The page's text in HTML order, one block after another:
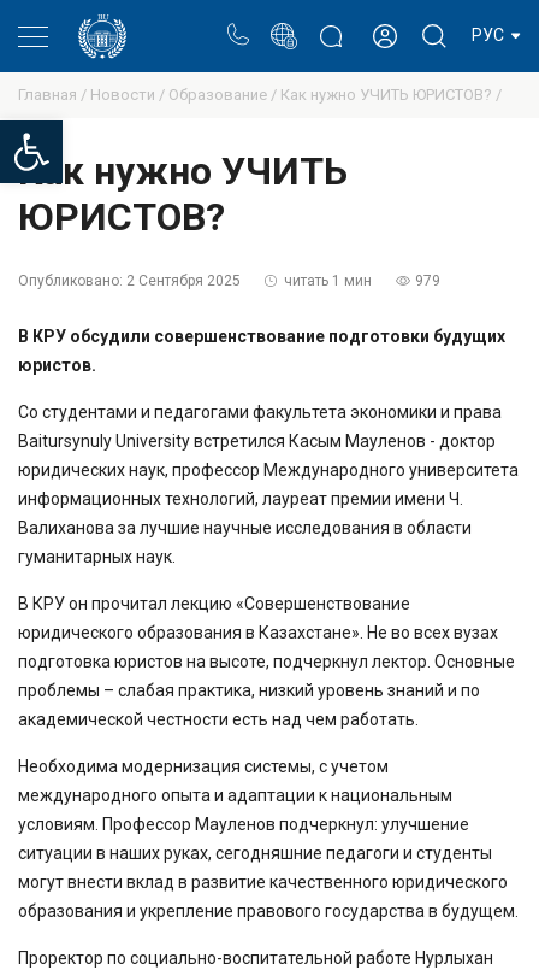
Open toolbar
РУС
Главная / Новости / Образование / Как нужно УЧИТЬ ЮРИСТОВ? /
Как нужно УЧИТЬ
ЮРИСТОВ?
Опубликовано: 2 Сентября 2025 читать 1 мин 979
В КРУ обсудили совершенствование подготовки будущих
юристов.
Со студентами и педагогами факультета экономики и права
Baitursynuly University встретился Касым Мауленов - доктор
юридических наук, профессор Международного университета
информационных технологий, лауреат премии имени Ч.
Валиханова за лучшие научные исследования в области
гуманитарных наук.
В КРУ он прочитал лекцию «Совершенствование
юридического образования в Казахстане». Не во всех вузах
подготовка юристов на высоте, подчеркнул лектор. Основные
проблемы – слабая практика, низкий уровень знаний и по
академической честности есть над чем работать.
Необходима модернизация системы, с учетом
международного опыта и адаптации к национальным
условиям. Профессор Мауленов подчеркнул: улучшение
ситуации в наших руках, сегодняшние педагоги и студенты
могут внести вклад в развитие качественного юридического
образования и укрепление правового государства в будущем.
Проректор по социально-воспитательной работе Нурлыхан